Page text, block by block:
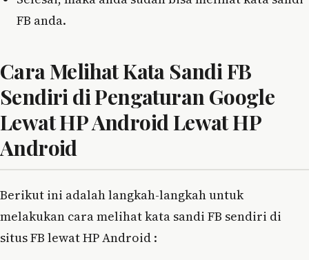
FB anda.
Cara Melihat Kata Sandi FB
Sendiri di Pengaturan Google
Lewat HP Android Lewat HP
Android
Berikut ini adalah langkah-langkah untuk
melakukan cara melihat kata sandi FB sendiri di
situs FB lewat HP Android :